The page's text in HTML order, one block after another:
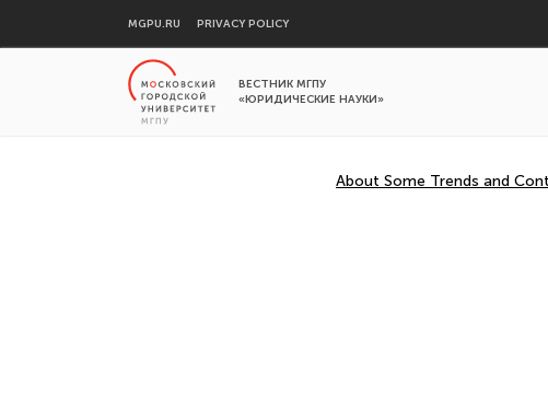
MGPU.RU PRIVACY POLICY
ВЕСТНИК МГПУ
«ЮРИДИЧЕСКИЕ НАУКИ»
About Some Trends and